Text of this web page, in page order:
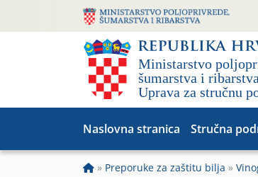
Naslovna stranica Stručna
» Preporuke za zaštitu bilja »